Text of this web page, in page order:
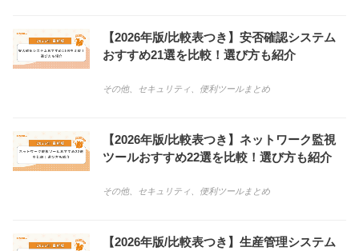
【2026年版/比較表つき】安否確認システム
おすすめ21選を比較！選び方も紹介
その他、 セキュリティ 便利ツールまとめ
【2026年版/比較表つき】ネットワーク監視
ツールおすすめ22選を比較！選び方も紹介
その他、 セキュリティ 便利ツールまとめ
【2026年版/比較表つき】生産管理システム